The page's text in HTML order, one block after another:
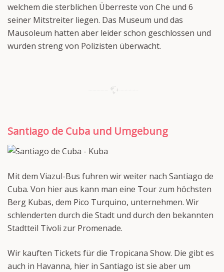
welchem die sterblichen Überreste von Che und 6
seiner Mitstreiter liegen. Das Museum und das
Mausoleum hatten aber leider schon geschlossen und
wurden streng von Polizisten überwacht.
Santiago de Cuba und Umgebung
Mit dem Viazul-Bus fuhren wir weiter nach Santiago de
Cuba. Von hier aus kann man eine Tour zum höchsten
Berg Kubas, dem Pico Turquino, unternehmen. Wir
schlenderten durch die Stadt und durch den bekannten
Stadtteil Tivoli zur Promenade.
Wir kauften Tickets für die Tropicana Show. Die gibt es
auch in Havanna, hier in Santiago ist sie aber um